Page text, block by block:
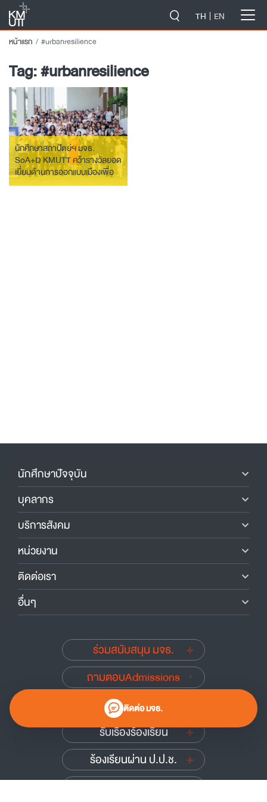
TH EN
หน้าแรก #urbanresilience
Tag:#urbanresilience
นักศึกษาสถาปัตย์ฯ มจธ.
SoA+D KMUTT คว้ารางวัลยอด
เยี่ยมด้านการออกแบบเมืองเพื่อ
ความยืดหยุ่นต่อสภาพภูมิอากาศ
ติดต่อ มจธ.
นักศึกษาปัจจุบัน
บุคลากร
บริการสังคม
หน่วยงาน
ติดต่อเรา
อื่นๆ
ร่วมสนับสนุน มจธ.
ถามตอบAdmissions
นักศึกษาเก่าสัมพันธ์
รับเรื่องร้องเรียน
ร้องเรียนผ่าน ป.ป.ช.